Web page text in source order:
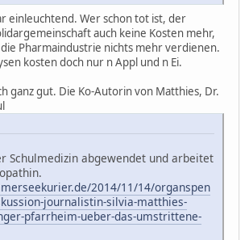
einleuchtend. Wer schon tot ist, der
auch keine Kosten mehr,
Pharmaindustrie nichts mehr verdienen.
kosten doch nur n Appl und n Ei.
ganz gut. Die Ko-Autorin von Matthies, Dr.
Schulmedizin abgewendet und arbeitet
2014/11/14/organspen
journalistin-silvia-matthies-
pfarrheim-ueber-das-umstrittene-